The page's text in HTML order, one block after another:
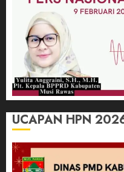
UCAPAN HPN